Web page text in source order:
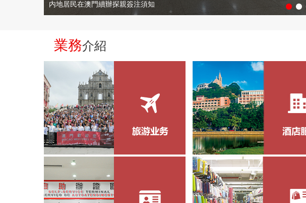
内地居民在澳門續辦探親簽注須知
業務介紹